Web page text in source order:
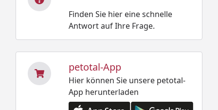
Finden Sie hier eine schnelle
Antwort auf Ihre Frage.
petotal-App
Hier können Sie unsere petotal-
App herunterladen